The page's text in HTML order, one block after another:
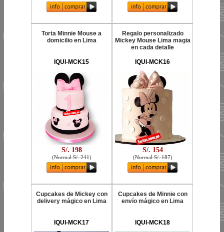
Torta Minnie Mouse a
domicilio en Lima
IQUI-MCK15
S/. 198
(Normal S/. 241)
Regalo personalizado
Mickey Mouse Lima magia
en cada detalle
IQUI-MCK16
S/. 154
(Normal S/. 187)
Cupcakes de Mickey con
delivery mágico en Lima
IQUI-MCK17
Cupcakes de Minnie con
envío mágico en Lima
IQUI-MCK18